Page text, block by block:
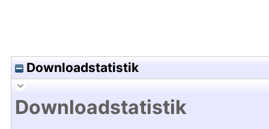
Downloadstatistik
Downloadstatistik